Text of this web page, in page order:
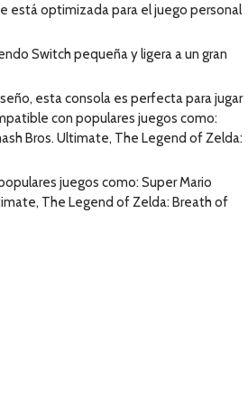
está optimizada para el juego personal
Switch pequeña y ligera a un gran
esta consola es perfecta para jugar
con populares juegos como:
Bros. Ultimate, The Legend of Zelda:
juegos como: Super Mario
The Legend of Zelda: Breath of